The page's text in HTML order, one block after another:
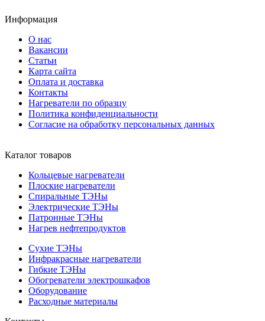
Информация
О нас
Вакансии
Статьи
Карта сайта
Оплата и доставка
Контакты
Нагреватели по образцу
Политика конфиденциальности
Согласие на обработку персональных данных
Каталог товаров
Кольцевые нагреватели
Плоские нагреватели
Спиральные ТЭНы
Электрические ТЭНы
Патронные ТЭНы
Нагрев нефтепродуктов
Сухие ТЭНы
Инфракрасные нагреватели
Гибкие ТЭНы
Обогреватели электрошкафов
Оборудование
Расходные материалы